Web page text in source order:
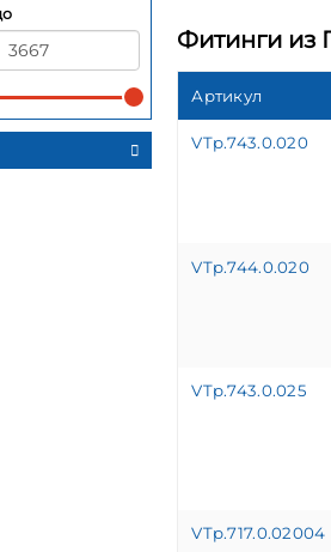
Фитинги из
Артикул
VTp.743.0.020
VTp.744.0.020
VTp.743.0.025
VTp.717.0.02004